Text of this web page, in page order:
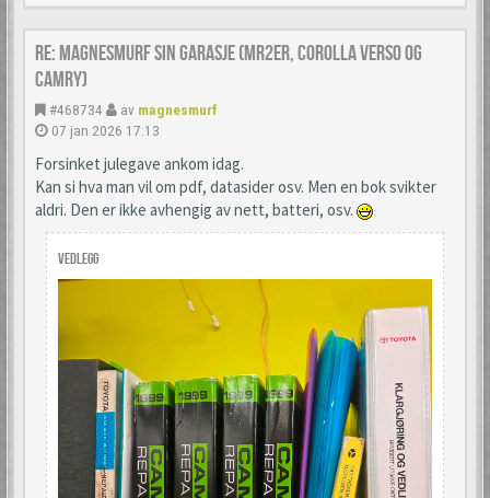
Re: Magnesmurf sin garasje (mr2er, corolla verso og
camry)
#468734 av magnesmurf
07 jan 2026 17:13
Forsinket julegave ankom idag.
Kan si hva man vil om pdf, datasider osv. Men en bok svikter
aldri. Den er ikke avhengig av nett, batteri, osv.
Vedlegg